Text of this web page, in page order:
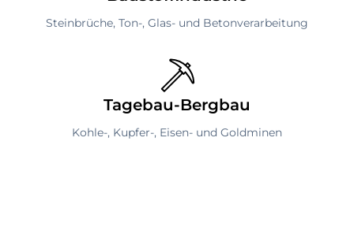
Steinbrüche, Ton-, Glas- und Betonverarbeitung
Tagebau-Bergbau
Kohle-, Kupfer-, Eisen- und Goldminen